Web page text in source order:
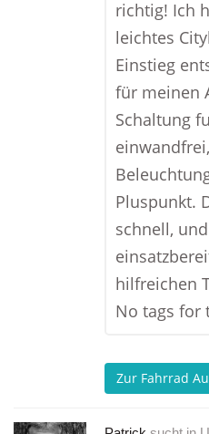
richtig! Ich
leichtes
Einstieg
für meinen
Schaltung
Pluspunkt.
schnell,
hilfreichen
No tags for
Zur Fahrrad